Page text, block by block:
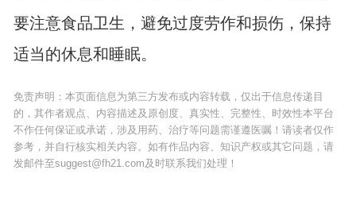
要注意食品卫生，避免过度劳作和损伤，保持
适当的休息和睡眠。
免责声明：本页面信息为第三方发布或内容转载，仅出于信息传递目
的，其作者观点、内容描述及原创度、真实性、完整性、时效性本平台
不作任何保证或承诺，涉及用药、治疗等问题需谨遵医嘱！请读者仅作
参考，并自行核实相关内容。如有作品内容、知识产权或其它问题，请
发邮件至suggest@fh21.com及时联系我们处理！